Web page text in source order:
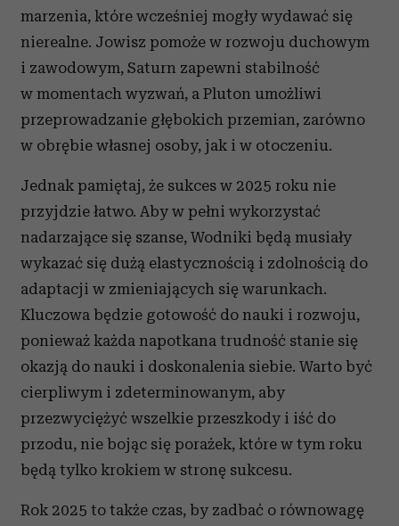
marzenia, które wcześniej mogły wydawać się
nierealne. Jowisz pomoże w rozwoju duchowym
i zawodowym, Saturn zapewni stabilność
w momentach wyzwań, a Pluton umożliwi
przeprowadzanie głębokich przemian, zarówno
w obrębie własnej osoby, jak i w otoczeniu.
Jednak pamiętaj, że sukces w 2025 roku nie
przyjdzie łatwo. Aby w pełni wykorzystać
nadarzające się szanse, Wodniki będą musiały
wykazać się dużą elastycznością i zdolnością do
adaptacji w zmieniających się warunkach.
Kluczowa będzie gotowość do nauki i rozwoju,
ponieważ każda napotkana trudność stanie się
okazją do nauki i doskonalenia siebie. Warto być
cierpliwym i zdeterminowanym, aby
przezwyciężyć wszelkie przeszkody i iść do
przodu, nie bojąc się porażek, które w tym roku
będą tylko krokiem w stronę sukcesu.
Rok 2025 to także czas, by zadbać o równowagę